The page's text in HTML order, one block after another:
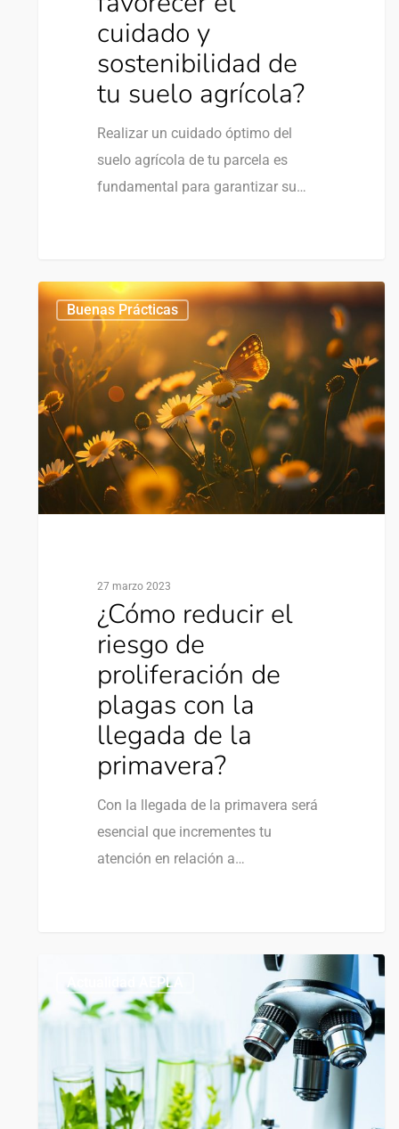
cuidado y
sostenibilidad de
tu suelo agrícola?
Realizar un cuidado óptimo del
suelo agrícola de tu parcela es
fundamental para garantizar su…
Buenas Prácticas
27 marzo 2023
¿Cómo reducir el
riesgo de
proliferación de
plagas con la
llegada de la
primavera?
Con la llegada de la primavera será
esencial que incrementes tu
atención en relación a…
0
Actualidad AEPLA